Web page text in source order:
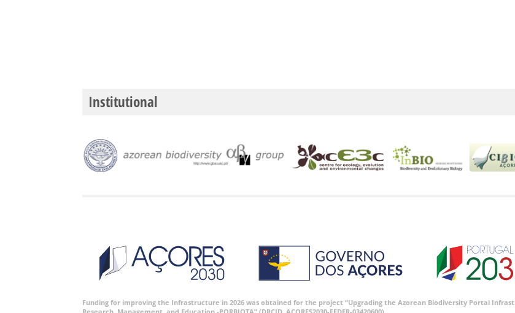
Institutional
Funding for improving the Infrastructure in 2026 was obtained for the project “Upgrading the Azorean Biodiversity Portal